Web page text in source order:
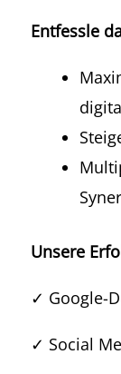
Entfessle
Unsere
✓ Google-
✓ Social